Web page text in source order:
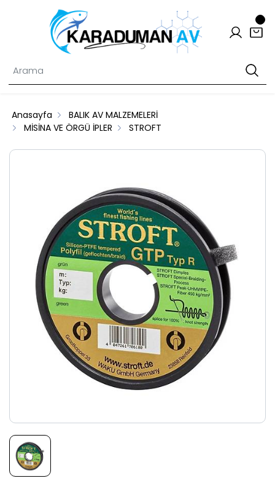
Anasayfa
BALIK AV MALZEMELERİ
MİSİNA VE ÖRGÜ İPLER
STROFT